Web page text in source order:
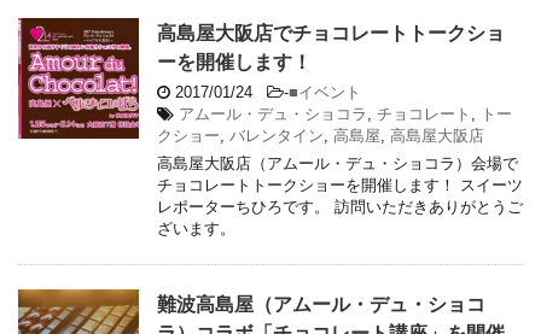
高島屋大阪店でチョコレートトークショ
ーを開催します！
2017/01/24 -■イベント
アムール・デュ・ショコラ , チョコレート ,
トー
クショー, バレンタイン, 高島屋, 高島屋大阪店
高島屋大阪店（アムール・デュ・ショコラ）会場で
チョコレートトークショーを開催します！ スイーツ
レポーターちひろです。 訪問いただきありがとうご
ざいます。
難波高島屋（アムール・デュ・ショコ